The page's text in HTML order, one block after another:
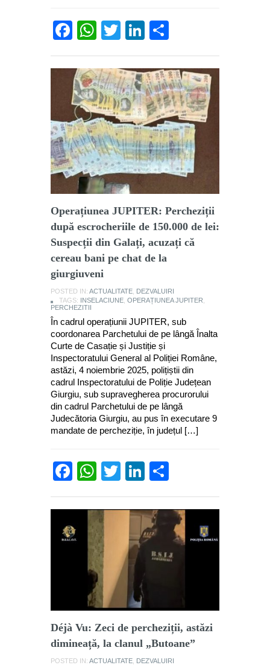
Facebook
WhatsApp
TwitterLinkedIn
Operațiunea JUPITER: Percheziții
după escrocheriile de 150.000 de lei:
Suspecții din Galați, acuzați că
cereau bani pe chat de la
giurgiuveni
POSTED IN: ACTUALITATE DEZVALUIRI
TAGS: INSELACIUNE OPERAȚIUNEA JUPITER
PERCHEZITII
În cadrul operațiunii JUPITER, sub
coordonarea Parchetului de pe lângă Înalta
Curte de Casație și Justiție și
Inspectoratului General al Poliției Române,
astăzi, 4 noiembrie 2025, polițiștii din
cadrul Inspectoratului de Poliție Județean
Giurgiu, sub supravegherea procurorului
din cadrul Parchetului de pe lângă
Judecătoria Giurgiu, au pus în executare 9
mandate de percheziție, în județul […]
Facebook
WhatsApp
TwitterLinkedIn
Déjà Vu: Zeci de percheziții, astăzi
dimineață, la clanul „Butoane”
POSTED IN: ACTUALITATE DEZVALUIRI